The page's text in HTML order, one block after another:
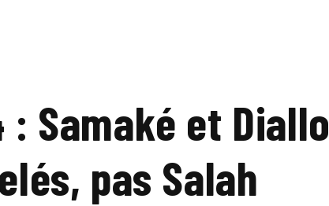
: Samaké et Diallo
pas Salah